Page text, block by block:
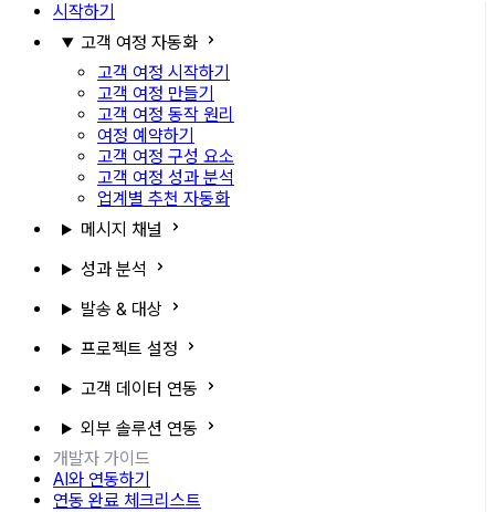
시작하기
고객 여정 자동화
고객 여정 시작하기
고객 여정 만들기
고객 여정 동작 원리
여정 예약하기
고객 여정 구성 요소
고객 여정 성과 분석
업계별 추천 자동화
메시지 채널
성과 분석
발송 & 대상
프로젝트 설정
고객 데이터 연동
외부 솔루션 연동
개발자 가이드
AI와 연동하기
연동 완료 체크리스트